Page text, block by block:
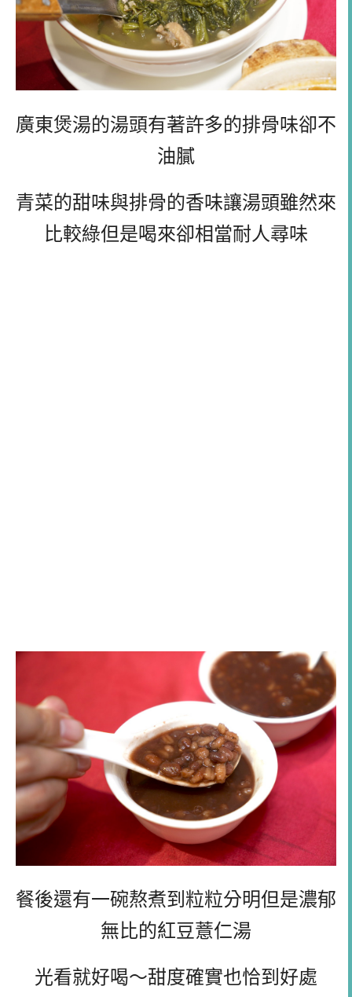
廣東煲湯的湯頭有著許多的排骨味卻不
油膩
青菜的甜味與排骨的香味讓湯頭雖然來
比較綠但是喝來卻相當耐人尋味
餐後還有一碗熬煮到粒粒分明但是濃郁
無比的紅豆薏仁湯
光看就好喝～甜度確實也恰到好處